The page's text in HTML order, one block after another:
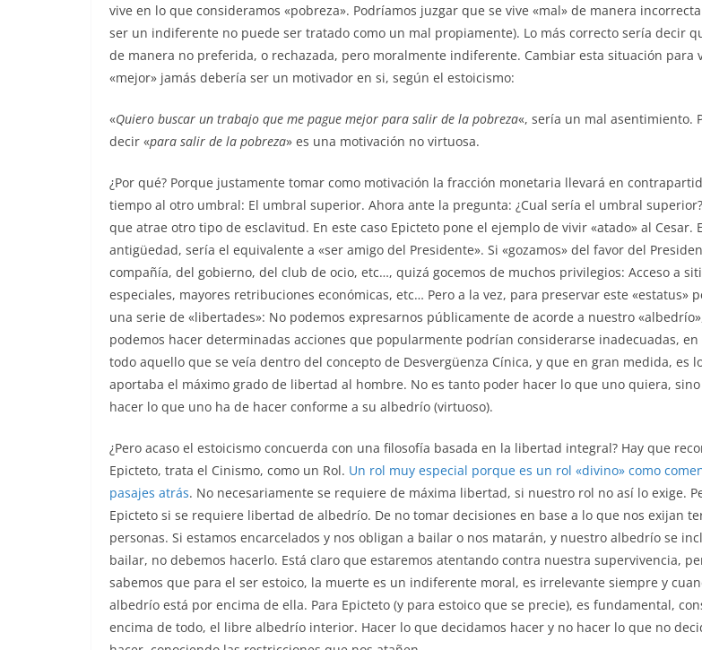
vive en lo que consideramos «pobreza». Podríamos juzgar que se vive «mal» de manera
ser un indiferente no puede ser tratado como un mal propiamente). Lo más correcto sería decir
de manera no preferida, o rechazada, pero moralmente indiferente. Cambiar esta situación para
«mejor» jamás debería ser un motivador en si, según el estoicismo:
«Quiero buscar un trabajo que me pague mejor para salir de la pobreza«, sería un mal asentimiento.
decir «para salir de la pobreza» es una motivación no virtuosa.
¿Por qué? Porque justamente tomar como motivación la fracción monetaria llevará en
tiempo al otro umbral: El umbral superior. Ahora ante la pregunta: ¿Cual sería el umbral
que atrae otro tipo de esclavitud. En este caso Epicteto pone el ejemplo de vivir «atado» al Cesar.
antigüedad, sería el equivalente a «ser amigo del Presidente». Si «gozamos» del favor del
compañía, del gobierno, del club de ocio, etc…, quizá gocemos de muchos privilegios: Acceso a
especiales, mayores retribuciones económicas, etc… Pero a la vez, para preservar este «estatus»
una serie de «libertades»: No podemos expresarnos públicamente de acorde a nuestro
podemos hacer determinadas acciones que popularmente podrían considerarse inadecuadas,
todo aquello que se veía dentro del concepto de Desvergüenza Cínica, y que en gran medida, es
aportaba el máximo grado de libertad al hombre. No es tanto poder hacer lo que uno quiera,
hacer lo que uno ha de hacer conforme a su albedrío (virtuoso).
¿Pero acaso el estoicismo concuerda con una filosofía basada en la libertad integral? Hay que
Epicteto, trata el Cinismo, como un Rol. Un rol muy especial porque es un rol «divino» como
pasajes atrás. No necesariamente se requiere de máxima libertad, si nuestro rol no así lo exige.
Epicteto si se requiere libertad de albedrío. De no tomar decisiones en base a lo que nos exijan
personas. Si estamos encarcelados y nos obligan a bailar o nos matarán, y nuestro albedrío se
bailar, no debemos hacerlo. Está claro que estaremos atentando contra nuestra supervivencia,
sabemos que para el ser estoico, la muerte es un indiferente moral, es irrelevante siempre y
albedrío está por encima de ella. Para Epicteto (y para estoico que se precie), es fundamental,
encima de todo, el libre albedrío interior. Hacer lo que decidamos hacer y no hacer lo que no